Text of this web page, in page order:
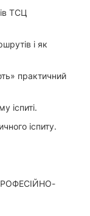
ТСЦ
і як
практичний
іспиті.
іспиту.